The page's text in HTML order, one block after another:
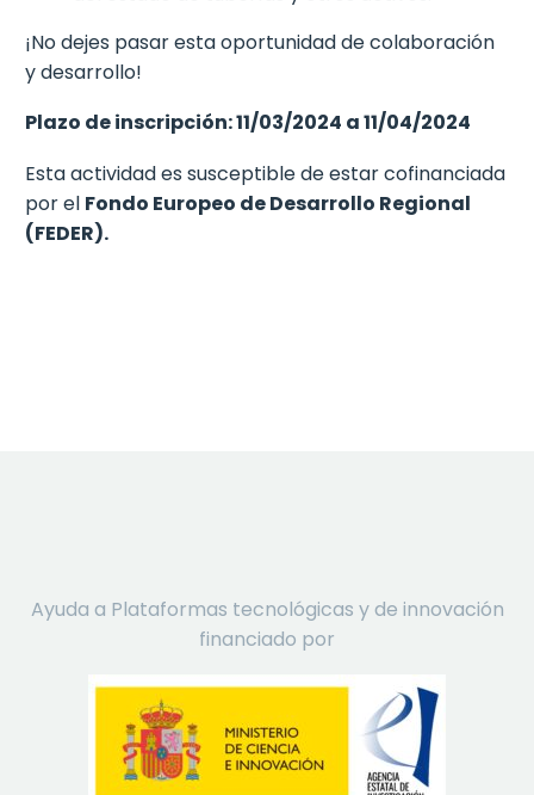
¡No dejes pasar esta oportunidad de colaboración
y desarrollo!
Plazo de inscripción: 11/03/2024 a 11/04/2024
Esta actividad es susceptible de estar cofinanciada
por el Fondo Europeo de Desarrollo Regional
(FEDER).
Ayuda a Plataformas tecnológicas y de innovación
financiado por